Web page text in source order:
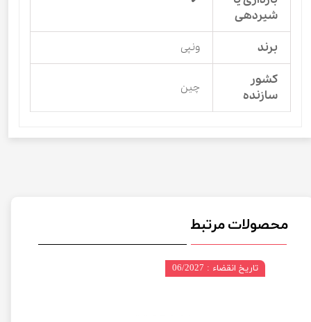
شیردهی
برند ونپی
کشور
سازنده
چین
محصولات مرتبط
تاریخ انقضاء : 06/2027